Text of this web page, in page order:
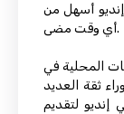
أسهل من
أي وقت مضى.
المحلية في
ثقة العديد
لتقديم